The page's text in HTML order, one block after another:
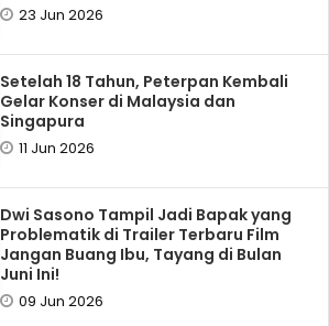
23 Jun 2026
Setelah 18 Tahun, Peterpan Kembali
Gelar Konser di Malaysia dan
Singapura
11 Jun 2026
Dwi Sasono Tampil Jadi Bapak yang
Problematik di Trailer Terbaru Film
Jangan Buang Ibu, Tayang di Bulan
Juni Ini!
09 Jun 2026